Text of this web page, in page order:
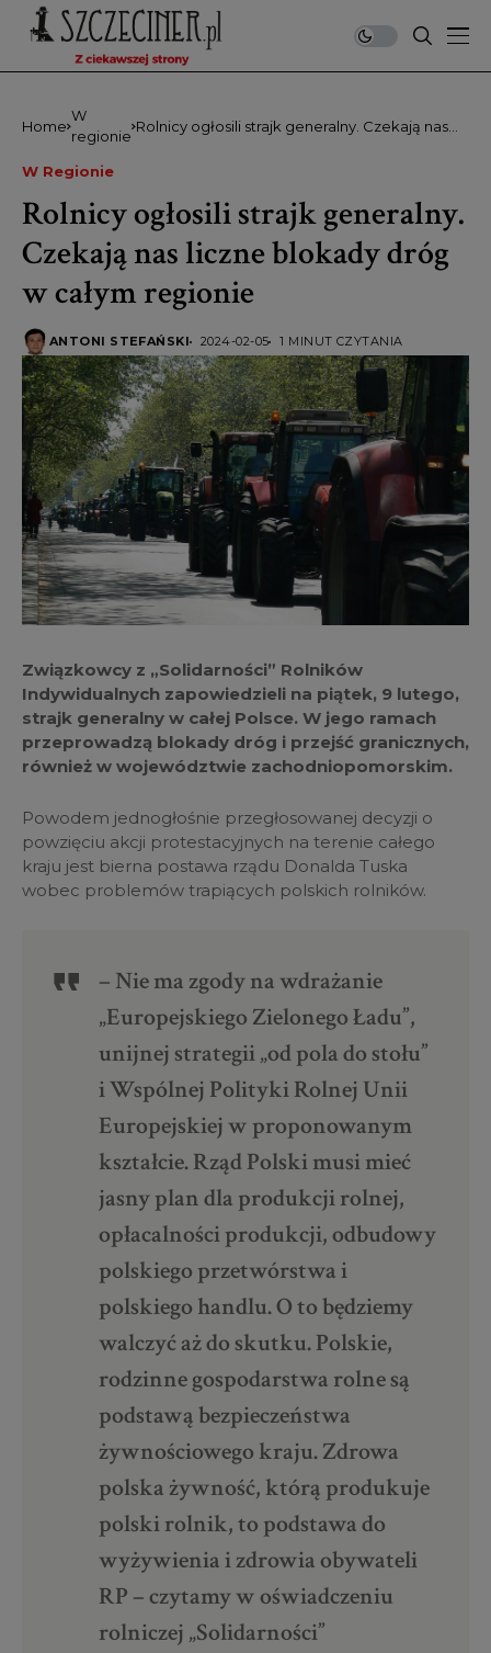
Home
W
regionie
Rolnicy ogłosili strajk generalny. Czekają nas
W Regionie
Rolnicy ogłosili strajk generalny.
Czekają nas liczne blokady dróg
w całym regionie
ANTONI STEFAŃSKI 2024-02-05 1 MINUT CZYTANIA
Związkowcy z „Solidarności” Rolników
Indywidualnych zapowiedzieli na piątek, 9 lutego,
strajk generalny w całej Polsce. W jego ramach
przeprowadzą blokady dróg i przejść granicznych,
również w województwie zachodniopomorskim.
Powodem jednogłośnie przegłosowanej decyzji o
powzięciu akcji protestacyjnych na terenie całego
kraju jest bierna postawa rządu Donalda Tuska
wobec problemów trapiących polskich rolników.
– Nie ma zgody na wdrażanie
„Europejskiego Zielonego Ładu”,
unijnej strategii „od pola do stołu”
i Wspólnej Polityki Rolnej Unii
Europejskiej w proponowanym
kształcie. Rząd Polski musi mieć
jasny plan dla produkcji rolnej,
opłacalności produkcji, odbudowy
polskiego przetwórstwa i
polskiego handlu. O to będziemy
walczyć aż do skutku. Polskie,
rodzinne gospodarstwa rolne są
podstawą bezpieczeństwa
żywnościowego kraju. Zdrowa
polska żywność, którą produkuje
polski rolnik, to podstawa do
wyżywienia i zdrowia obywateli
RP – czytamy w oświadczeniu
rolniczej „Solidarności”